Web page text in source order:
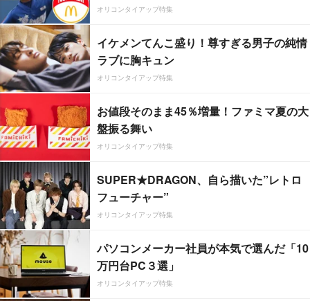
オリコンタイアップ特集
イケメンてんこ盛り！尊すぎる男子の純情
ラブに胸キュン
オリコンタイアップ特集
お値段そのまま45％増量！ファミマ夏の大
盤振る舞い
オリコンタイアップ特集
SUPER★DRAGON、自ら描いた”レトロ
フューチャー”
オリコンタイアップ特集
パソコンメーカー社員が本気で選んだ「10
万円台PC３選」
オリコンタイアップ特集